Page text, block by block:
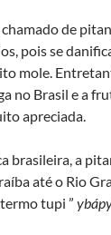
de
pois se
mole.
no Brasil e a
apreciada.
brasileira, a
até o Rio
tupi ”